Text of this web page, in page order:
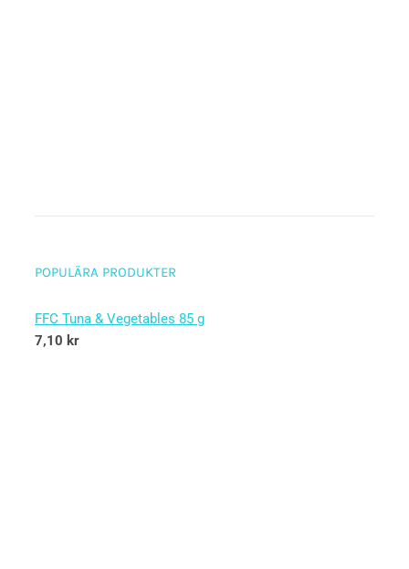
POPULÄRA PRODUKTER
FFC Tuna & Vegetables 85 g
7,10 kr